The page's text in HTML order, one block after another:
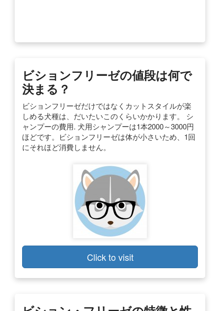
ビションフリーゼの値段は何で
決まる？
ビションフリーゼだけではなくカットスタイルが楽
しめる犬種は、だいたいこのくらいかかります。 シ
ャンプーの費用. 犬用シャンプーは1本2000～3000円
ほどです。ビションフリーゼは体が小さいため、1回
にそれほど消費しません。
Click to visit